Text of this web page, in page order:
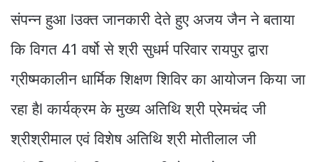
संपन्न हुआ lउक्त जानकारी देते हुए अजय जैन ने बताया
कि विगत 41 वर्षो से श्री सुधर्म परिवार रायपुर द्वारा
ग्रीष्मकालीन धार्मिक शिक्षण शिविर का आयोजन किया जा
रहा हैl कार्यक्रम के मुख्य अतिथि श्री प्रेमचंद जी
श्रीश्रीमाल एवं विशेष अतिथि श्री मोतीलाल जी